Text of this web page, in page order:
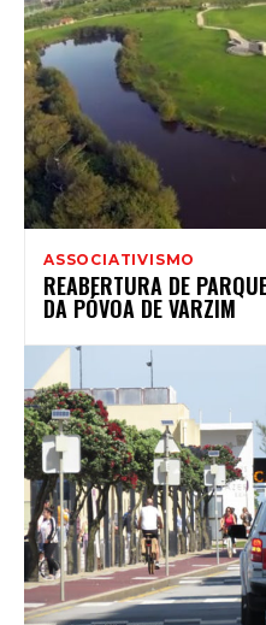
ASSOCIATIVISMO
REABERTURA DE
DA PÓVOA DE VARZIM